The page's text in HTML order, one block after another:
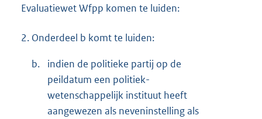
Evaluatiewet Wfpp komen te luiden:
2. Onderdeel b komt te luiden:
b.
indien de politieke partij op de
peildatum een politiek-
wetenschappelijk instituut heeft
aangewezen als neveninstelling als